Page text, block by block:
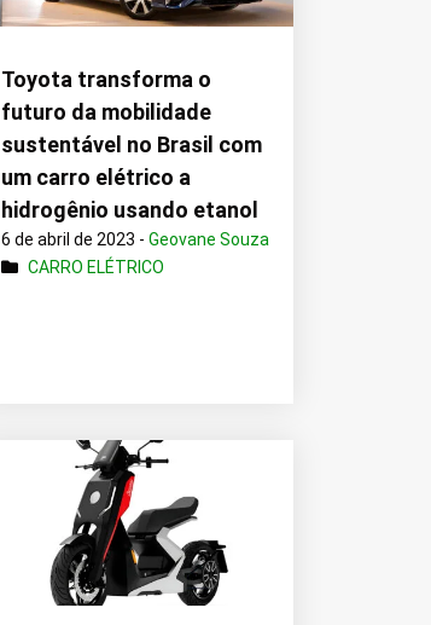
Toyota transforma o
futuro da mobilidade
sustentável no Brasil com
um carro elétrico a
hidrogênio usando etanol
6 de abril de 2023 -Geovane Souza
CARRO ELÉTRICO